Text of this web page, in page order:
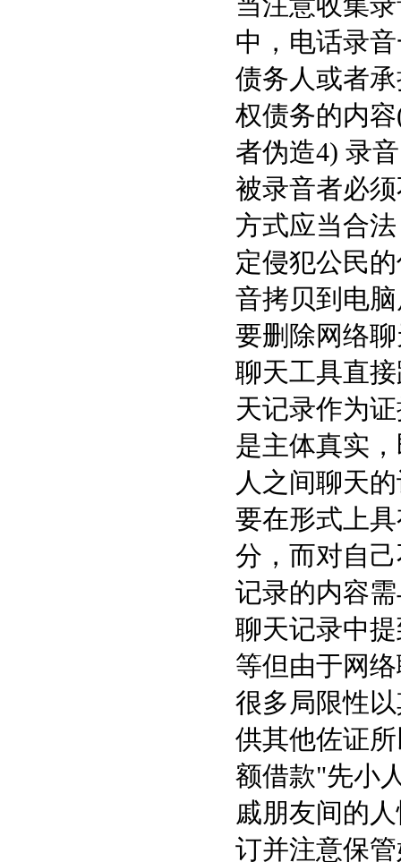
中，电话录
债务人或者
权债务的内
者伪造4) 录
被录音者必
方式应当合
定侵犯公民
音拷贝到电
要删除网络
聊天工具直
天记录作为
是主体真实
人之间聊天
要在形式上
分，而对自
记录的内容
聊天记录中
等但由于网
很多局限性
供其他佐证
额借款"先小
戚朋友间的
订并注意保